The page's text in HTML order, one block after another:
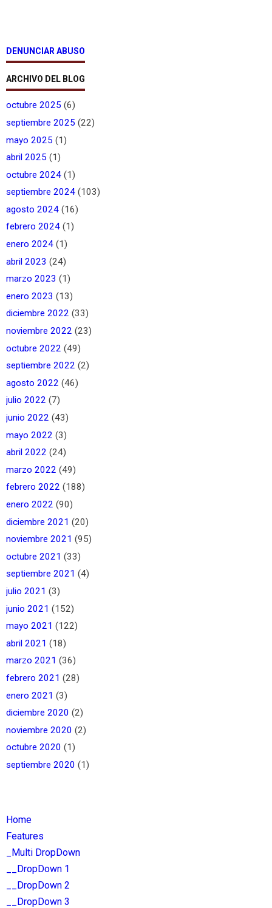
DENUNCIAR ABUSO
ARCHIVO DEL BLOG
octubre 2025 (6)
septiembre 2025 (22)
mayo 2025 (1)
abril 2025 (1)
octubre 2024 (1)
septiembre 2024 (103)
agosto 2024 (16)
febrero 2024 (1)
enero 2024 (1)
abril 2023 (24)
marzo 2023 (1)
enero 2023 (13)
diciembre 2022 (33)
noviembre 2022 (23)
octubre 2022 (49)
septiembre 2022 (2)
agosto 2022 (46)
julio 2022 (7)
junio 2022 (43)
mayo 2022 (3)
abril 2022 (24)
marzo 2022 (49)
febrero 2022 (188)
enero 2022 (90)
diciembre 2021 (20)
noviembre 2021 (95)
octubre 2021 (33)
septiembre 2021 (4)
julio 2021 (3)
junio 2021 (152)
mayo 2021 (122)
abril 2021 (18)
marzo 2021 (36)
febrero 2021 (28)
enero 2021 (3)
diciembre 2020 (2)
noviembre 2020 (2)
octubre 2020 (1)
septiembre 2020 (1)
Home
Features
_Multi DropDown
__DropDown 1
__DropDown 2
__DropDown 3